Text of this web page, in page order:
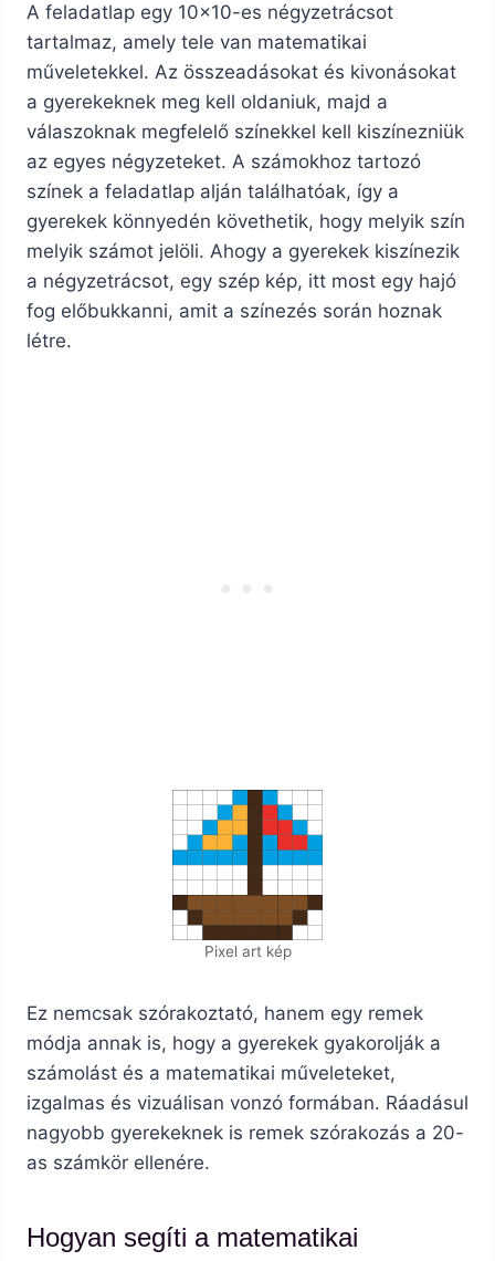
A feladatlap egy 10×10-es négyzetrácsot
tartalmaz, amely tele van matematikai
műveletekkel. Az összeadásokat és kivonásokat
a gyerekeknek meg kell oldaniuk, majd a
válaszoknak megfelelő színekkel kell kiszínezniük
az egyes négyzeteket. A számokhoz tartozó
színek a feladatlap alján találhatóak, így a
gyerekek könnyedén követhetik, hogy melyik szín
melyik számot jelöli. Ahogy a gyerekek kiszínezik
a négyzetrácsot, egy szép kép, itt most egy hajó
fog előbukkanni, amit a színezés során hoznak
létre.
Pixel art kép
Ez nemcsak szórakoztató, hanem egy remek
módja annak is, hogy a gyerekek gyakorolják a
számolást és a matematikai műveleteket,
izgalmas és vizuálisan vonzó formában. Ráadásul
nagyobb gyerekeknek is remek szórakozás a 20-
as számkör ellenére.
Hogyan segíti a matematikai